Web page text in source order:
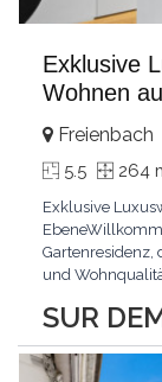
Exklusive
Wohnen
SUR
Freienbach
5.5 264
Exklusive
Gartenresidenz,
und
exklusives
Grosszügigkeit,
einzigartige